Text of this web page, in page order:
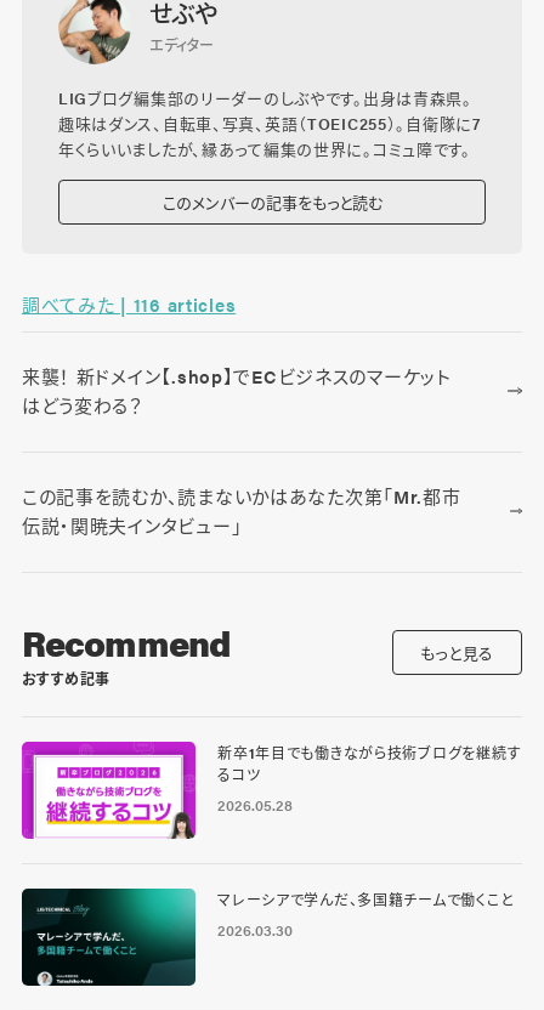
せぶや
エディター
LIGブログ編集部のリーダーのしぶやです。出身は青森県。
趣味はダンス、自転車、写真、英語（TOEIC255）。自衛隊に7
年くらいいましたが、縁あって編集の世界に。コミュ障です。
このメンバーの記事をもっと読む
調べてみた | 116 articles
来襲！ 新ドメイン【.shop】でECビジネスのマーケット
はどう変わる？
この記事を読むか、読まないかはあなた次第「Mr.都市
伝説・関暁夫インタビュー」
Recommend
おすすめ記事
もっと見る
新卒1年目でも働きながら技術ブログを継続す
るコツ
2026.05.28
マレーシアで学んだ、多国籍チームで働くこと
2026.03.30